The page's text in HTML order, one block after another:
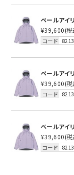
ペールアイ
¥39,600(
コード
ペールアイ
¥39,600(
コード
ペールアイ
¥39,600(
コード